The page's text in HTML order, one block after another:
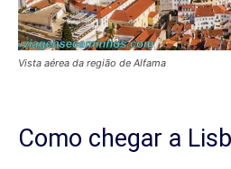
Vista aérea da região de Alfama
Como chegar a